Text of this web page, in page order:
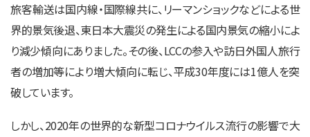
旅客輸送は国内線・国際線共に、リーマンショックなどによる世
界的景気後退、東日本大震災の発生による国内景気の縮小によ
り減少傾向にありました。その後、LCCの参入や訪日外国人旅行
者の増加等により増大傾向に転じ、平成30年度には1億人を突
破しています。
しかし、2020年の世界的な新型コロナウイルス流行の影響で大